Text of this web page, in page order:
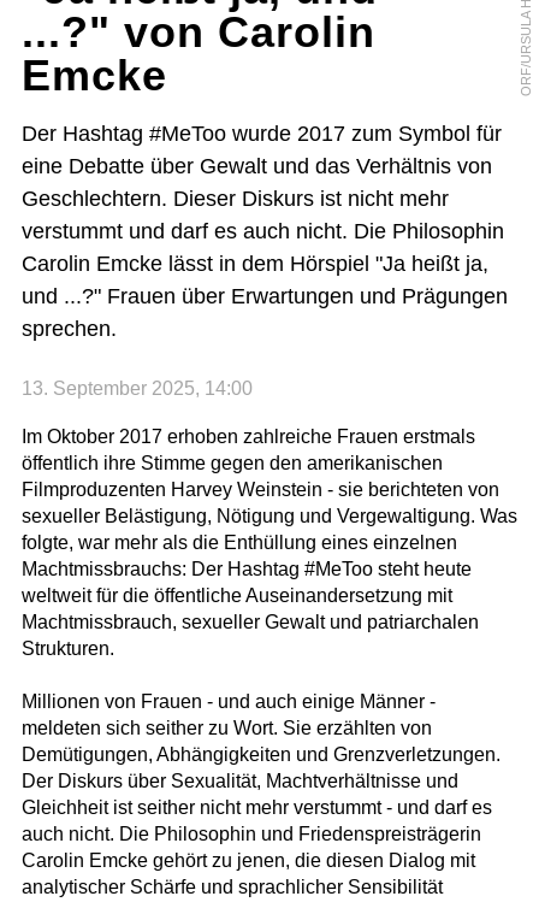
...?" von Carolin
Emcke
Der Hashtag #MeToo wurde 2017 zum Symbol für
eine Debatte über Gewalt und das Verhältnis von
Geschlechtern. Dieser Diskurs ist nicht mehr
verstummt und darf es auch nicht. Die Philosophin
Carolin Emcke lässt in dem Hörspiel "Ja heißt ja,
und ...?" Frauen über Erwartungen und Prägungen
sprechen.
13. September 2025, 14:00
Im Oktober 2017 erhoben zahlreiche Frauen erstmals
öffentlich ihre Stimme gegen den amerikanischen
Filmproduzenten Harvey Weinstein - sie berichteten von
sexueller Belästigung, Nötigung und Vergewaltigung. Was
folgte, war mehr als die Enthüllung eines einzelnen
Machtmissbrauchs: Der Hashtag #MeToo steht heute
weltweit für die öffentliche Auseinandersetzung mit
Machtmissbrauch, sexueller Gewalt und patriarchalen
Strukturen.
Millionen von Frauen - und auch einige Männer -
meldeten sich seither zu Wort. Sie erzählten von
Demütigungen, Abhängigkeiten und Grenzverletzungen.
Der Diskurs über Sexualität, Machtverhältnisse und
Gleichheit ist seither nicht mehr verstummt - und darf es
auch nicht. Die Philosophin und Friedenspreisträgerin
Carolin Emcke gehört zu jenen, die diesen Dialog mit
analytischer Schärfe und sprachlicher Sensibilität